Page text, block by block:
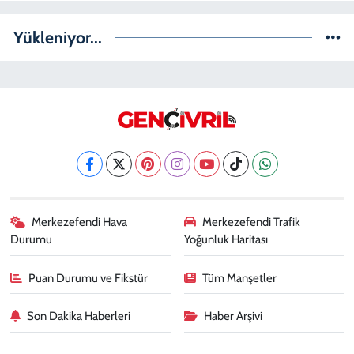
Yükleniyor...
Merkezefendi Hava
Durumu
Merkezefendi Trafik
Yoğunluk Haritası
Puan Durumu ve Fikstür Tüm Manşetler
Son Dakika Haberleri Haber Arşivi